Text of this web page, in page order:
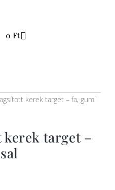
0 FtKosár
kerek target – fa, gumi
kerek target –